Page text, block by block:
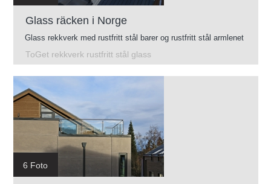
Glass räcken i Norge
Glass rekkverk med rustfritt stål barer og rustfritt stål armlenet
ToGet rekkverk rustfritt stål glass
6 Foto